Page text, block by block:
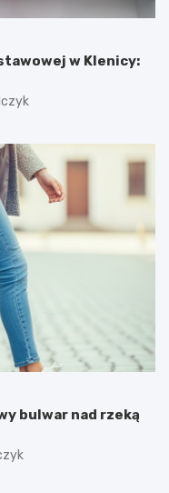
w Klenicy:
bulwar nad rzeką